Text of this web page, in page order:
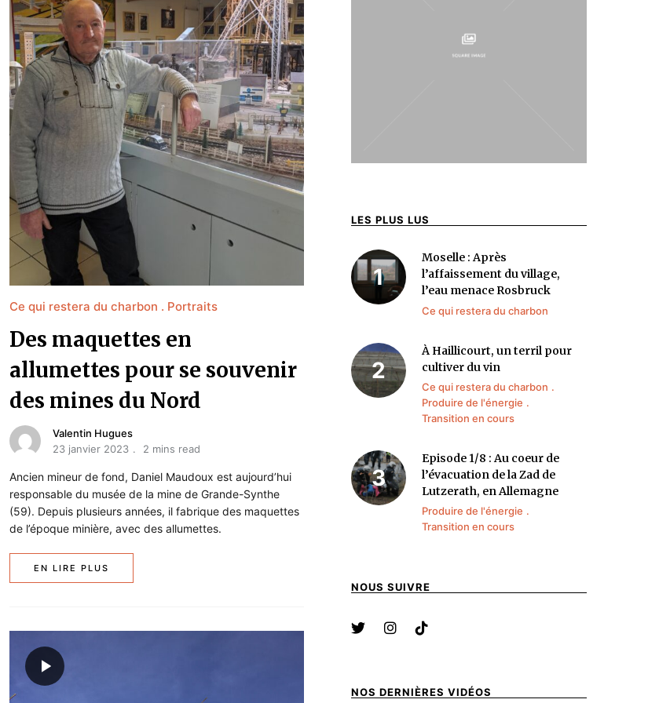
Ce qui restera du charbon Portraits
Des maquettes en
allumettes pour se souvenir
des mines du Nord
Valentin Hugues
23 janvier 2023
2 mins read
Ancien mineur de fond, Daniel Maudoux est aujourd’hui
responsable du musée de la mine de Grande-Synthe
(59). Depuis plusieurs années, il fabrique des maquettes
de l’époque minière, avec des allumettes.
EN LIRE PLUS
LES PLUS LUS
Moselle : Après
l’affaissement du village,
l’eau menace Rosbruck
Ce qui restera du charbon
À Haillicourt, un terril pour
cultiver du vin
Ce qui restera du charbon
Produire de l'énergie
Transition en cours
Episode 1/8 : Au coeur de
l’évacuation de la Zad de
Lutzerath, en Allemagne
Produire de l'énergie
Transition en cours
NOUS SUIVRE
NOS DERNIÈRES VIDÉOS